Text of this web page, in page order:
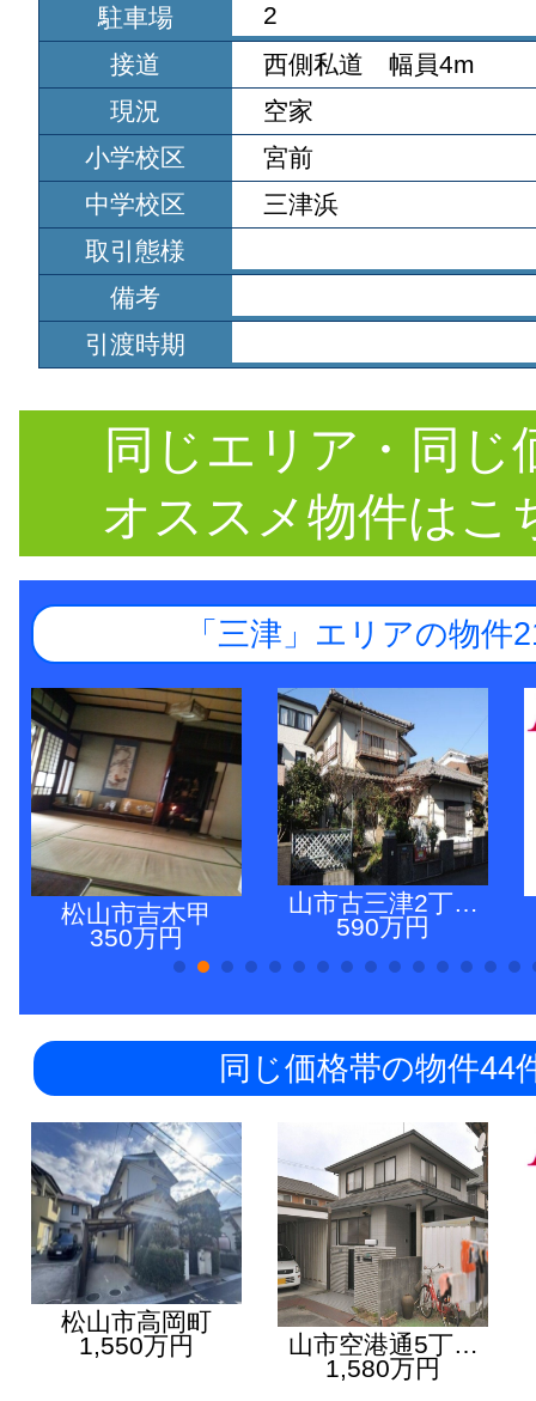
駐車場
2
接道
西側私道 幅員4m
現況
空家
小学校区
宮前
中学校区
三津浜
取引態様
備考
引渡時期
同じエリア・同じ
オススメ物件はこ
「三津」エリアの物件
松山市吉木甲
350万円
山市古三津2丁…
590万円
同じ価格帯の物件44
松山市高岡町
1,550万円
山市空港通5丁…
1,580万円